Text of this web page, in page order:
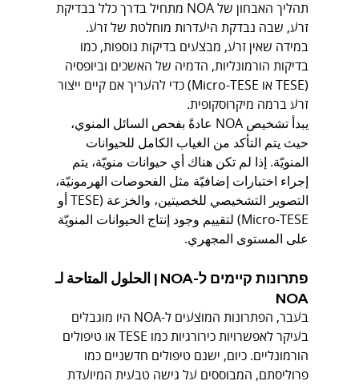
תהליך האבחון של NOA מתחיל בדרך כלל בבדיקת
זרע, שבה נבדקת היעדרות מוחלטת של זרע.
במידה שאין זרע, מבצעים בדיקות נוספות, כמו
בדיקות הורמונליות, הדמיה של האשכים וביופסיה
(TESE או Micro-TESE) כדי להעריך אם קיים ייצור
זרע ברמה מיקרוסקופית.
يبدأ تشخيص NOA عادةً بفحص السائل المنوي،
حيث يتم التأكد من الغياب الكامل للحيوانات
المنويّة. إذا لم تكن هناك أي حيوانات منويّة، يتم
إجراء اختبارات إضافيّة مثل الفحوصات الهرمونيّة،
التصوير التشخيصي للخصيتين، والخزعة (TESE أو
Micro-TESE) لتقييم وجود إنتاج الحيوانات المنويّة
على المستوى المجهري.
פתרונות קיימים ל-NOA | الحلول المتاحة لـ
NOA
בעבר, הפתרונות המוצעים ל-NOA היו מוגבלים
בעיקר לאפשרויות כירורגיות כמו TESE או טיפולים
הורמונליים. כיום, ישנם טיפולים חדשניים כמו
פרוליסתם, המבוססים על גישה טבעית המיועדת